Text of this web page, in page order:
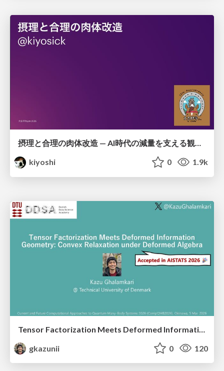
摂理と合理の肉体改造 — AI時代の減量を支える観測・制御・継続
kiyoshi
0 1.9k
gkazunii
0 120